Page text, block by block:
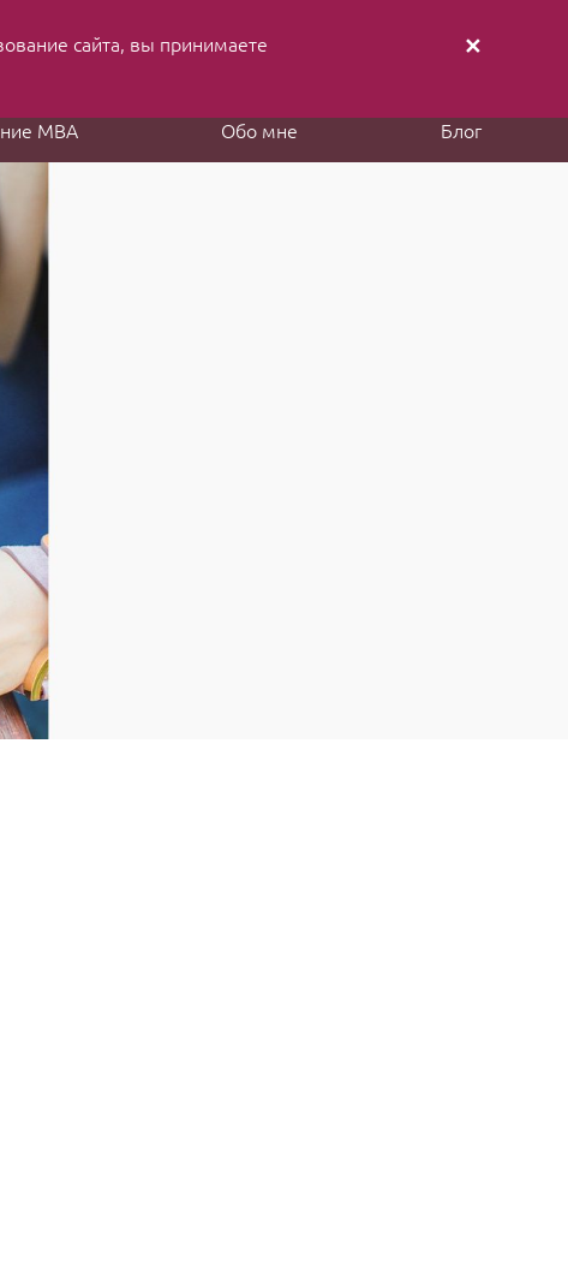
Написать письмо
MBA Обо мне Блог
cайта, вы принимаете
✕